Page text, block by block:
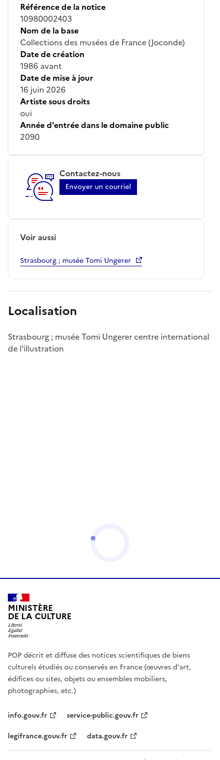
Référence de la notice
10980002403
Nom de la base
Collections des musées de France (Joconde)
Date de création
1986 avant
Date de mise à jour
16 juin 2026
Artiste sous droits
oui
Année d'entrée dans le domaine public
2090
Contactez-nous
Envoyer un courriel
Voir aussi
Strasbourg ; musée Tomi Ungerer
Localisation
Strasbourg ; musée Tomi Ungerer centre international
de l'illustration
MINISTÈRE
DE LA CULTURE
POP décrit et diffuse des notices scientifiques de biens
culturels étudiés ou conservés en France (œuvres d'art,
édifices ou sites, objets ou ensembles mobiliers,
photographies, etc.)
info.gouv.fr
service-public.gouv.fr
legifrance.gouv.fr
data.gouv.fr